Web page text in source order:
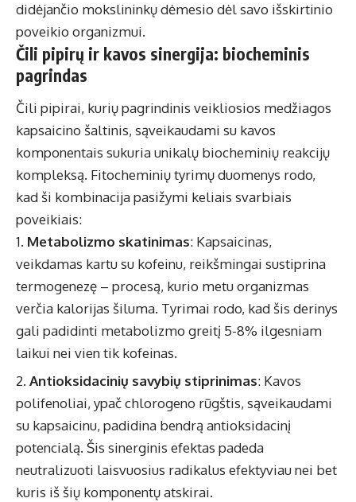
didėjančio mokslininkų dėmesio dėl savo išskirtinio
poveikio organizmui.
Čili pipirų ir kavos sinergija: biocheminis
pagrindas
Čili pipirai, kurių pagrindinis veikliosios medžiagos
kapsaicino šaltinis, sąveikaudami su kavos
komponentais sukuria unikalų biocheminių reakcijų
kompleksą. Fitocheminių tyrimų duomenys rodo,
kad ši kombinacija pasižymi keliais svarbiais
poveikiais:
Metabolizmo skatinimas: Kapsaicinas,
veikdamas kartu su kofeinu, reikšmingai sustiprina
termogenezę – procesą, kurio metu organizmas
verčia kalorijas šiluma. Tyrimai rodo, kad šis derinys
gali padidinti metabolizmo greitį 5-8% ilgesniam
laikui nei vien tik kofeinas.
Antioksidacinių savybių stiprinimas: Kavos
polifenoliai, ypač chlorogeno rūgštis, sąveikaudami
su kapsaicinu, padidina bendrą antioksidacinį
potencialą. Šis sinerginis efektas padeda
neutralizuoti laisvuosius radikalus efektyviau nei bet
kuris iš šių komponentų atskirai.